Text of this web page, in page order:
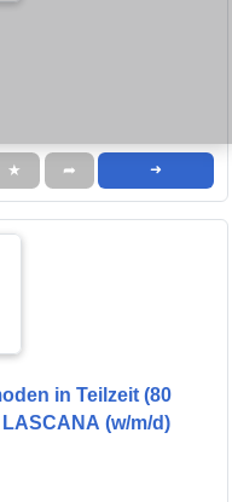
★ ➦ ➜
in Teilzeit (80
(w/m/d)